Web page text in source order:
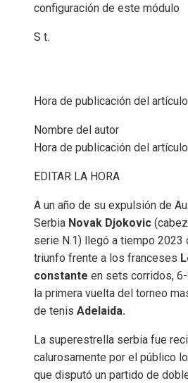
configuración de este módulo
S t.
Hora de publicación del artículo
Nombre del autor
Hora de publicación del artículo
EDITAR LA HORA
A un año de su expulsión de
Serbia Novak Djokovic
serie N.1) llegó a tiempo 2023
triunfo frente a los franceses
constante en sets corridos,
la primera vuelta del torneo
de tenis Adelaida.
La superestrella serbia fue
calurosamente por el público
que disputó un partido de